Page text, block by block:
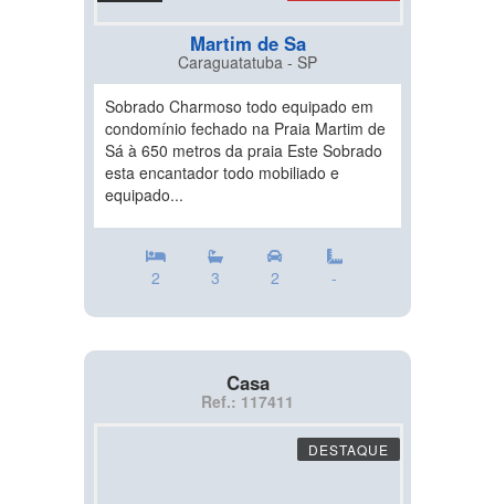
Martim de Sa
Caraguatatuba - SP
Sobrado Charmoso todo equipado em
condomínio fechado na Praia Martim de
Sá à 650 metros da praia Este Sobrado
esta encantador todo mobiliado e
equipado...
2 3 2 -
Casa
Ref.: 117411
DESTAQUE